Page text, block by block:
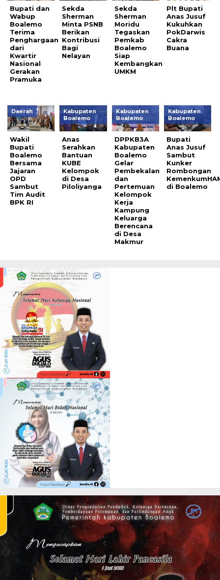
Bupati dan
Wabup
Boalemo
Terima
Penghargaan
dari
Kwartir
Nasional
Gerakan
Pramuka
Sekda
Sherman
Minta PSNB
Berikan
Kontribusi
Bagi
Nelayan
Sekda
Sherman
Moridu
Tegaskan
Pemkab
Boalemo
Siap
Kembangkan
UMKM
Plt Bupati
Anas Jusuf
Kukuhkan
PokDarwis
Cakra
Buana
Daerah
Wakil
Bupati
Boalemo
Bersama
Jajaran
OPD
Sambut
Tim Audit
BPK RI
Kabupaten
Boalemo
Anas
Serahkan
Bantuan
KUBE
Kelompok
di Desa
Piloliyanga
Kabupaten
Boalemo
DPPKB3A
Kabupaten
Boalemo
Gelar
Pembekalan
dan
Pertemuan
Kelompok
Kerja
Kampung
Keluarga
Berencana
di Desa
Makmur
Kabupaten
Boalemo
Bupati
Anas Jusuf
Sambut
Kunker
Rombongan
di Boalemo